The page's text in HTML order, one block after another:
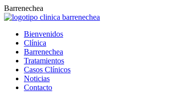
Barrenechea
Bienvenidos
Clínica
Barrenechea
Tratamientos
Casos Clínicos
Noticias
Contacto